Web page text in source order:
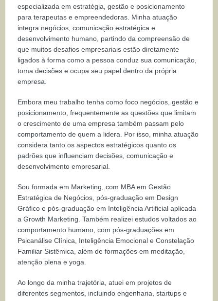
especializada em estratégia, gestão e posicionamento
para terapeutas e empreendedoras. Minha atuação
integra negócios, comunicação estratégica e
desenvolvimento humano, partindo da compreensão de
que muitos desafios empresariais estão diretamente
ligados à forma como a pessoa conduz sua comunicação,
toma decisões e ocupa seu papel dentro da própria
empresa.
Embora meu trabalho tenha como foco negócios, gestão e
posicionamento, frequentemente as questões que limitam
o crescimento de uma empresa também passam pelo
comportamento de quem a lidera. Por isso, minha atuação
considera tanto os aspectos estratégicos quanto os
padrões que influenciam decisões, comunicação e
desenvolvimento empresarial.
Sou formada em Marketing, com MBA em Gestão
Estratégica de Negócios, pós-graduação em Design
Gráfico e pós-graduação em Inteligência Artificial aplicada
a Growth Marketing. Também realizei estudos voltados ao
comportamento humano, com pós-graduações em
Psicanálise Clínica, Inteligência Emocional e Constelação
Familiar Sistêmica, além de formações em meditação,
atenção plena e yoga.
Ao longo da minha trajetória, atuei em projetos de
diferentes segmentos, incluindo engenharia, startups e